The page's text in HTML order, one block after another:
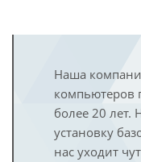
Наша
компьютеров
более 20 лет.
установку
нас уходит